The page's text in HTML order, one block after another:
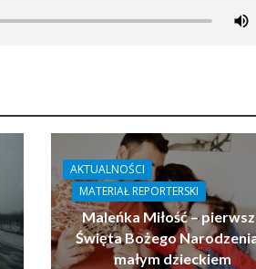
AKTUALNOŚCI
MATERIAŁ REPORTERSKI
Maleńka Miłość –
Święta Bożego
małym dzieckiem